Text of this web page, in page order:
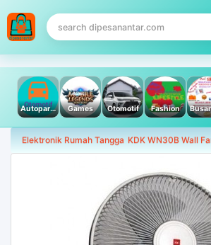
Autoparts Games Otomotif Fashion
Elektronik Rumah Tangga KDK WN30B Wall